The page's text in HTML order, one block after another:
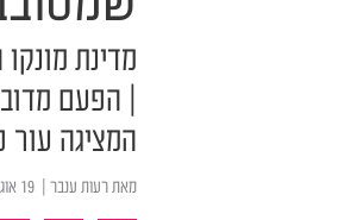
מדינת
המציגה עור
מאתרעות ענבר